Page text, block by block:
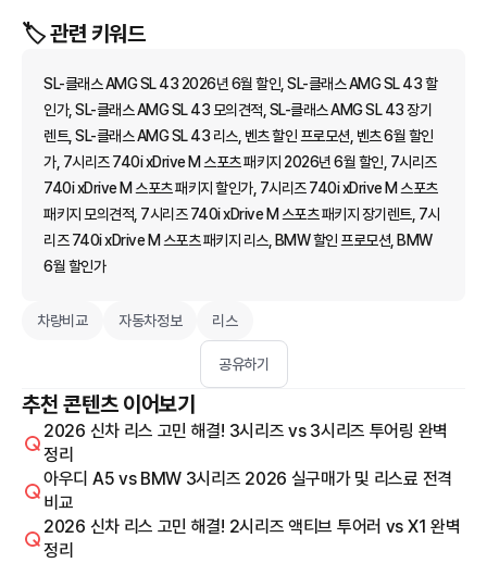
🏷️ 관련 키워드
SL-클래스 AMG SL 43 2026년 6월 할인, SL-클래스 AMG SL 43 할
인가, SL-클래스 AMG SL 43 모의견적, SL-클래스 AMG SL 43 장기
렌트, SL-클래스 AMG SL 43 리스, 벤츠 할인 프로모션, 벤츠 6월 할인
가, 7시리즈 740i xDrive M 스포츠 패키지 2026년 6월 할인, 7시리즈
740i xDrive M 스포츠 패키지 할인가, 7시리즈 740i xDrive M 스포츠
패키지 모의견적, 7시리즈 740i xDrive M 스포츠 패키지 장기렌트, 7시
리즈 740i xDrive M 스포츠 패키지 리스, BMW 할인 프로모션, BMW
6월 할인가
차량비교 자동차정보 리스
공유하기
추천 콘텐츠 이어보기
2026 신차 리스 고민 해결! 3시리즈 vs 3시리즈 투어링 완벽
정리
아우디 A5 vs BMW 3시리즈 2026 실구매가 및 리스료 전격
비교
2026 신차 리스 고민 해결! 2시리즈 액티브 투어러 vs X1 완벽
정리